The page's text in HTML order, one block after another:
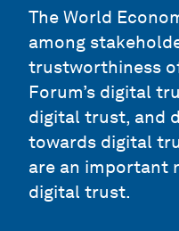
The World
among
trustworthiness
Forum’s digital
digital trust, and
towards digital
are an important
digital trust.